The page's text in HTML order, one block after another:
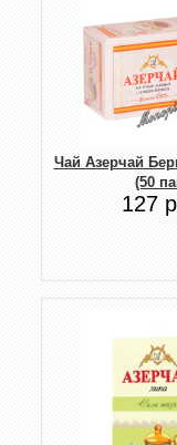
Чай Азерчай
(50
127